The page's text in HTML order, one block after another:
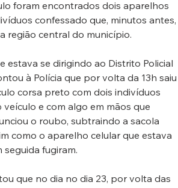
foram encontrados dois aparelhos
confessado que, minutos antes,
região central do município.
estava se dirigindo ao Distrito Policial
à Polícia que por volta da 13h saiu
corsa preto com dois indivíduos
e com algo em mãos que
o roubo, subtraindo a sacola
como o aparelho celular que estava
seguida fugiram.
que no dia no dia 23, por volta das